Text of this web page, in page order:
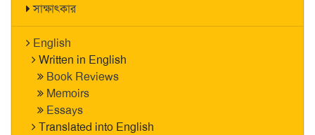
সাক্ষাৎকার
English
Written in English
Book Reviews
Memoirs
Essays
Translated into English